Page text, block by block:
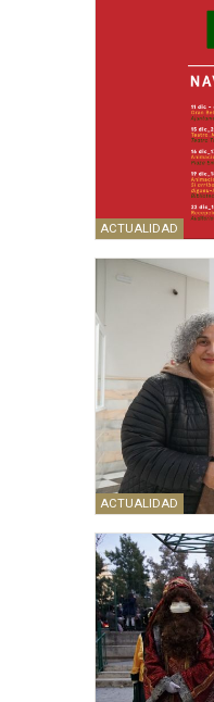
ACTUALIDAD
ACTUALIDAD